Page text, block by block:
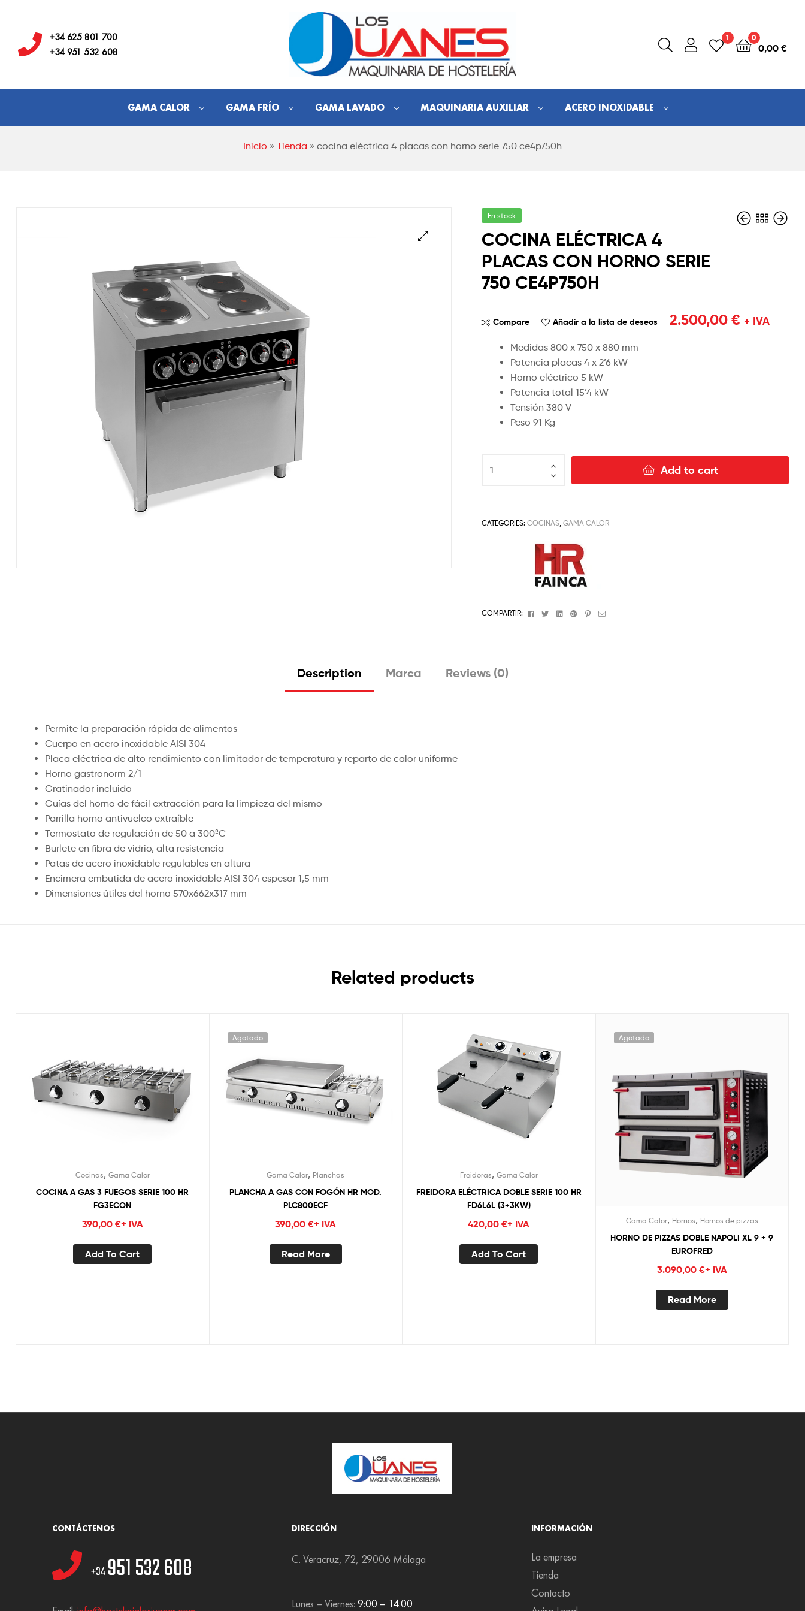
+34 625 801 700
+34 951 532 608
Hostelería
Los
Juanes
1 0
0,00 €
GAMA CALOR GAMA FRÍO GAMA LAVADO MAQUINARIA AUXILIAR ACERO INOXIDABLE
Inicio » Tienda » cocina eléctrica 4 placas con horno serie 750 ce4p750h
Los
En stock
COCINA ELÉCTRICA 4
PLACAS CON HORNO SERIE
750 CE4P750H
Compare Añadir a la lista de deseos 2.500,00€ + IVA
Medidas 800 x 750 x 880 mm
Potencia placas 4 x 2’6 kW
Horno eléctrico 5 kW
Potencia total 15’4 kW
Tensión 380 V
Peso 91 Kg
Add to cart
CATEGORIES:COCINAS ,GAMA CALOR
COMPARTIR: FacebookTwitterLinkedinGoogle+Pinterest
Email
Description Marca Reviews (0)
Permite la preparación rápida de alimentos
Cuerpo en acero inoxidable AISI 304
Placa eléctrica de alto rendimiento con limitador de temperatura y reparto de calor uniforme
Horno gastronorm 2/1
Gratinador incluido
Guías del horno de fácil extracción para la limpieza del mismo
Parrilla horno antivuelco extraíble
Termostato de regulación de 50 a 300ºC
Burlete en fibra de vidrio, alta resistencia
Patas de acero inoxidable regulables en altura
Encimera embutida de acero inoxidable AISI 304 espesor 1,5 mm
Dimensiones útiles del horno 570x662x317 mm
Related products
Cocinas, Gama Calor
COCINA A GAS 3 FUEGOS SERIE 100 HR
FG3ECON
390,00 €+ IVA
Add To Cart
Agotado
Gama Calor, Planchas
PLANCHA A GAS CON FOGÓN HR MOD.
PLC800ECF
390,00€+ IVA
Read More
Freidoras, Gama Calor
FREIDORA ELÉCTRICA DOBLE SERIE 100 HR
FD6L6L (3+3KW)
420,00€+ IVA
Add To Cart
Agotado
Gama Calor, Hornos, Hornos de pizzas
HORNO DE PIZZAS DOBLE NAPOLI XL 9 + 9
EUROFRED
3.090,00 €+ IVA
Read More
CONTÁCTENOS
+34951 532 608
DIRECCIÓN
C. Veracruz, 72, 29006 Málaga
Lunes – Viernes: 9:00 – 14:00
INFORMACIÓN
La empresa
Tienda
Contacto